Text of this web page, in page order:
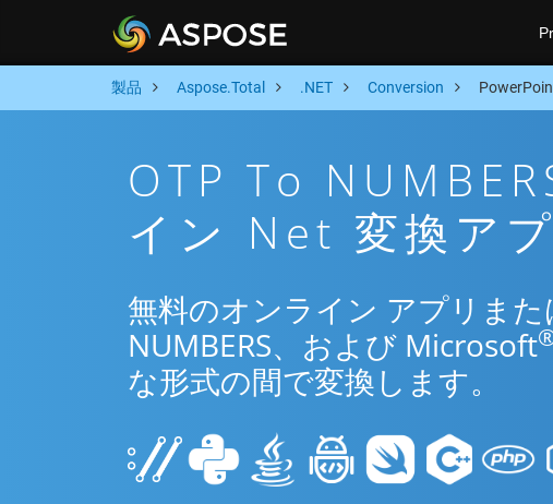
製品 Aspose.Total .NET Conversion
OTP To
イン Net 変換アプ
無料のオンライン アプリまた
NUMBERS、および Microsoft
な形式の間で変換します。